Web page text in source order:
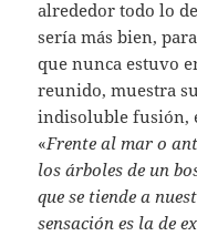
alrededor todo lo
sería más bien,
que nunca estuvo
reunido, muestra
indisoluble fusión,
«Frente al mar o
los árboles de un
que se tiende a
sensación es la de